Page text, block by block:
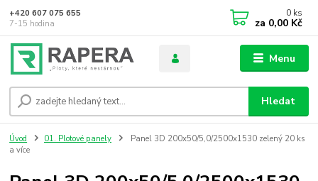
Menu
Hledat
+420 607 075 655
7-15 hodina
0 ks
za 0,00 Kč
Úvod 01. Plotové panely
Panel 3D 200x50/5,0/2500x1530 zelený 20 ks
a více